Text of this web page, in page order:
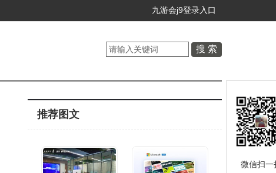
九游会j9登录入口
推荐图文
微信扫一